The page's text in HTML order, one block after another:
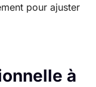
pour ajuster
à